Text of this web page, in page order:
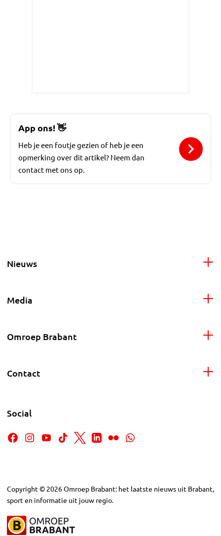
App ons!👋
Heb je een foutje gezien of heb je een
opmerking over dit artikel? Neem dan
contact met ons op.
Nieuws
Media
Omroep Brabant
Contact
Social
Copyright © 2026Omroep Brabant: het laatste nieuws uit Brabant,
sport en informatie uit jouw regio.